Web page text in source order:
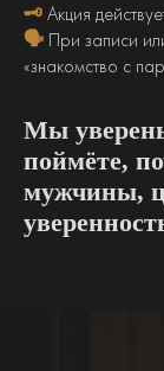
🗝Акция
🗣 При записи
«знакомство с
Мы
поймёте,
мужчины,